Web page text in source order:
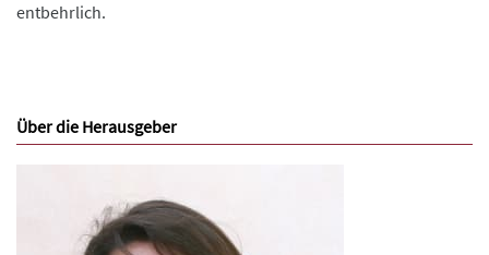
entbehrlich.
Über die Herausgeber